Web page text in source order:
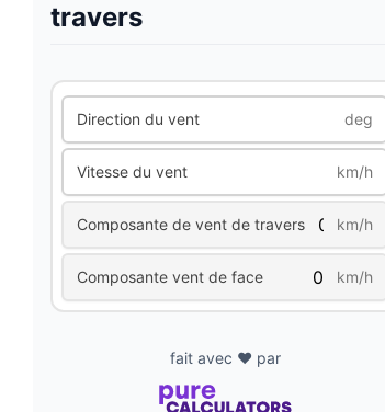
travers
Direction du vent deg
Vitesse du vent km/h
Composante de vent de travers km/h
Composante vent de face km/h
fait avec ❤️ par